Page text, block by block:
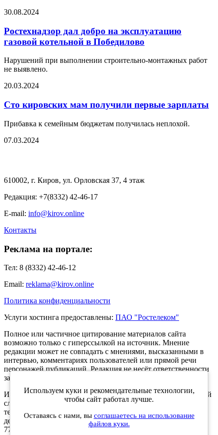
30.08.2024
Ростехнадзор дал добро на эксплуатацию
газовой котельной в Победилово
Нарушений при выполнении строительно-монтажных работ
не выявлено.
20.03.2024
Сто кировских мам получили первые зарплаты
Прибавка к семейным бюджетам получилась неплохой.
07.03.2024
610002, г. Киров, ул. Орловская 37, 4 этаж
Редакция: +7(8332) 42-46-17
E-mail: info@kirov.online
Контакты
Реклама на портале:
Тел: 8 (8332) 42-46-12
Email: reklama@kirov.online
Политика конфиденциальности
Услуги хостинга предоставлены: ПАО "Ростелеком"
Полное или частичное цитирование материалов сайта
возможно только с гиперссылкой на источник. Мнение
редакции может не совпадать с мнениями, высказанными в
интервью, комментариях пользователей или прямой речи
персонажей публикаций. Редакция не несёт ответственности
за текст комментариев читателей.
Интернет-портал Kirov.online зарегистрирован в Федеральной
службе по надзору в сфере связи, информационных
технологий и массовых коммуникаций (Роскомнадзор) 5
декабря 2019 года. Регистрационный номер ЭЛ № ФС 77 -
77189.
Используем куки и рекомендательные технологии,
чтобы сайт работал лучше.
Оставаясь с нами, вы соглашаетесь на использование
файлов куки.